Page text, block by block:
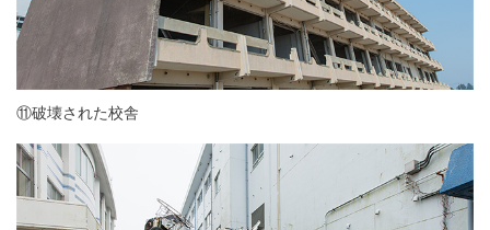
⑪破壊された校舎